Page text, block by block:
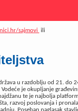
sajmovi ili
u razdoblju od 21. do
je okupljanje
te je najbolja
razvoj poslovanja i
Poseban naglasak